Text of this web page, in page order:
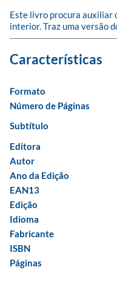
Este livro procura auxiliar
interior. Traz uma versão
Formato
Número de Páginas
Subtítulo
Editora
Autor
Ano da Edição
EAN13
Edição
Idioma
Fabricante
ISBN
Páginas